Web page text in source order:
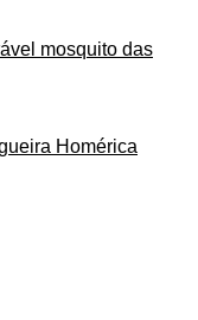
mosquito das
Homérica